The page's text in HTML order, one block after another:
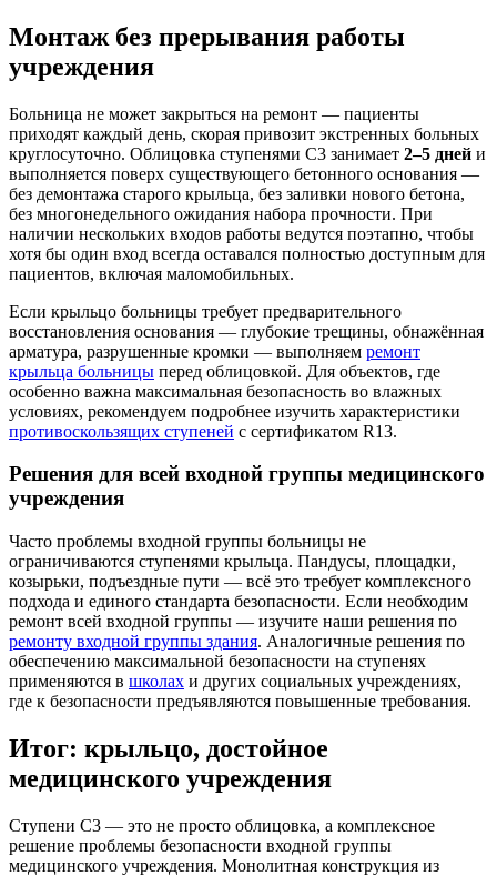
Монтаж без прерывания работы
учреждения
Больница не может закрыться на ремонт — пациенты
приходят каждый день, скорая привозит экстренных больных
круглосуточно. Облицовка ступенями С3 занимает 2–5 дней и
выполняется поверх существующего бетонного основания —
без демонтажа старого крыльца, без заливки нового бетона,
без многонедельного ожидания набора прочности. При
наличии нескольких входов работы ведутся поэтапно, чтобы
хотя бы один вход всегда оставался полностью доступным для
пациентов, включая маломобильных.
Если крыльцо больницы требует предварительного
восстановления основания — глубокие трещины, обнажённая
арматура, разрушенные кромки — выполняем ремонт
крыльца больницы перед облицовкой. Для объектов, где
особенно важна максимальная безопасность во влажных
условиях, рекомендуем подробнее изучить характеристики
противоскользящих ступеней с сертификатом R13.
Решения для всей входной группы медицинского
учреждения
Часто проблемы входной группы больницы не
ограничиваются ступенями крыльца. Пандусы, площадки,
козырьки, подъездные пути — всё это требует комплексного
подхода и единого стандарта безопасности. Если необходим
ремонт всей входной группы — изучите наши решения по
ремонту входной группы здания. Аналогичные решения по
обеспечению максимальной безопасности на ступенях
применяются в школах и других социальных учреждениях,
где к безопасности предъявляются повышенные требования.
Итог: крыльцо, достойное
медицинского учреждения
Ступени С3 — это не просто облицовка, а комплексное
решение проблемы безопасности входной группы
медицинского учреждения. Монолитная конструкция из